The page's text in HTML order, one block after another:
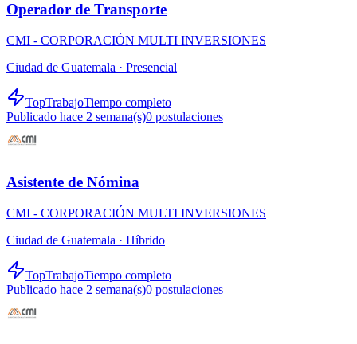
Operador de Transporte
CMI - CORPORACIÓN MULTI INVERSIONES
Ciudad de Guatemala · Presencial
TopTrabajoTiempo completo
Publicado hace 2 semana(s)0 postulaciones
Asistente de Nómina
CMI - CORPORACIÓN MULTI INVERSIONES
Ciudad de Guatemala · Híbrido
TopTrabajoTiempo completo
Publicado hace 2 semana(s)0 postulaciones